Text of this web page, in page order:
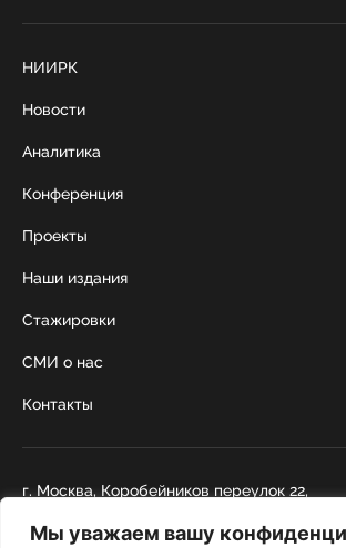
Мы уважаем вашу
НИИРК
Новости
Аналитика
Конференция
Проекты
Наши издания
Стажировки
СМИ о нас
Контакты
г. Москва, Коробейников переулок 22,
+7 495 252 67 88